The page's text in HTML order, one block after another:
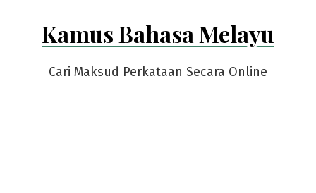
Kamus Bahasa Melayu
Cari Maksud Perkataan Secara Online